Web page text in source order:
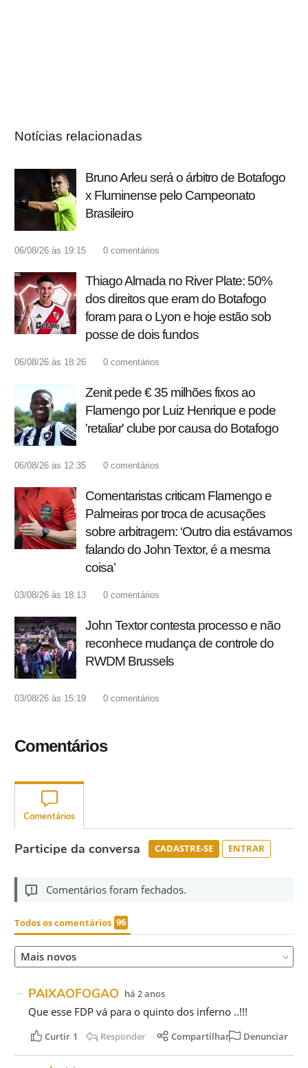
Notícias relacionadas
Bruno Arleu será o árbitro de Botafogo
x Fluminense pelo Campeonato
Brasileiro
06/08/26 às 19:15 0 comentários
Thiago Almada no River Plate: 50%
dos direitos que eram do Botafogo
foram para o Lyon e hoje estão sob
posse de dois fundos
06/08/26 às 18:26 0 comentários
Zenit pede € 35 milhões fixos ao
Flamengo por Luiz Henrique e pode
'retaliar' clube por causa do Botafogo
06/08/26 às 12:35 0 comentários
Comentaristas criticam Flamengo e
Palmeiras por troca de acusações
sobre arbitragem: ‘Outro dia estávamos
falando do John Textor, é a mesma
coisa’
03/08/26 às 18:13 0 comentários
John Textor contesta processo e não
reconhece mudança de controle do
RWDM Brussels
03/08/26 às 15:19 0 comentários
Comentários